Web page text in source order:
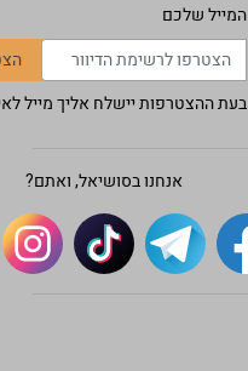
המייל שלכם
בעת ההצטרפות יישלח אליך מייל
אנחנו בסושיאל, ואתם?